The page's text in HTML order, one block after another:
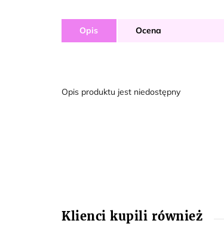
Opis Ocena
Opis produktu jest niedostępny